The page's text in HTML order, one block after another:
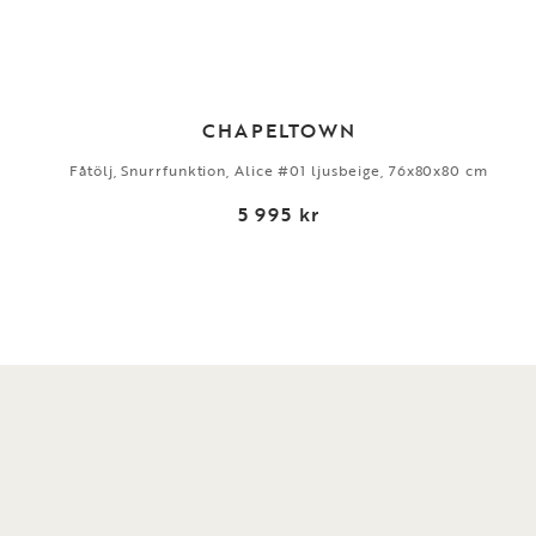
CHAPELTOWN
Fåtölj, Snurrfunktion, Alice #01 ljusbeige, 76x80x80 cm
5 995 kr